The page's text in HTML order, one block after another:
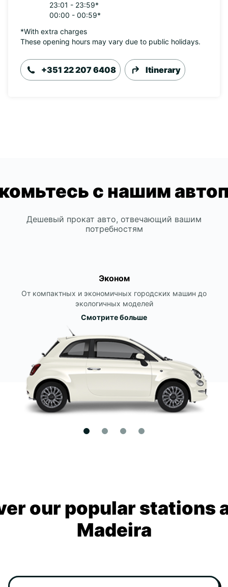
23:01 - 23:59*
00:00 - 00:59*
*With extra charges
These opening hours may vary due to public holidays.
+351 22 207 6408 Itinerary
с нашим
Дешевый прокат авто, отвечающий вашим
потребностям
Эконом
От компактных и экономичных городских машин до
экологичных моделей
Смотрите больше
our popular stations
Madeira